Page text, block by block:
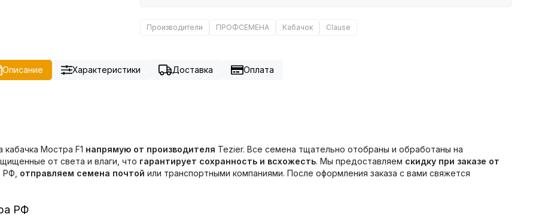
Производители ПРОФСЕМЕНА Кабачок Clause
Описание Характеристики Доставка Оплата
Мостра F1 напрямую от производителя Tezier. Все семена тщательно отобраны и обработаны на
от света и влаги, что гарантирует сохранность и всхожесть. Мы предоставляем скидку при заказе от
РФ, отправляем семена почтой или транспортными компаниями. После оформления заказа с вами свяжется
РФ